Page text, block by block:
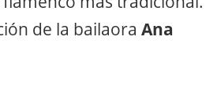
de la bailaora Ana